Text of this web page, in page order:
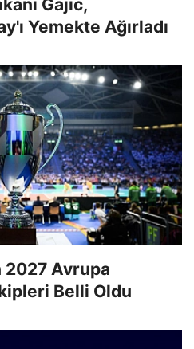
Gajic,
Yemekte Ağırladı
Avrupa
Belli Oldu